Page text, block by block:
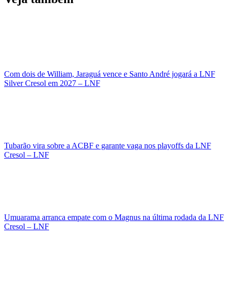
Com dois de William, Jaraguá vence e Santo André jogará a LNF
Silver Cresol em 2027 – LNF
Tubarão vira sobre a ACBF e garante vaga nos playoffs da LNF
Cresol – LNF
Umuarama arranca empate com o Magnus na última rodada da LNF
Cresol – LNF